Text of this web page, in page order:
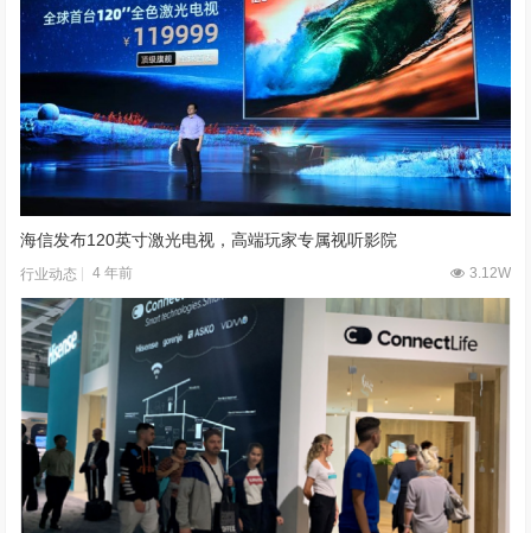
海信发布120英寸激光电视，高端玩家专属视听影院
行业动态 4 年前 3.12W